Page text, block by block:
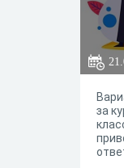
за